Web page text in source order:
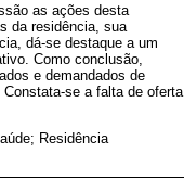
as ações desta
da residência, sua
dá-se destaque a um
Como conclusão,
e demandados de
se a falta de oferta
Residência